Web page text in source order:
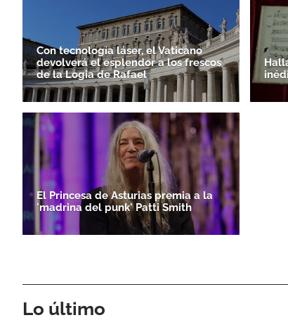
Con tecnología láser, el Vaticano
devolverá el esplendor a los frescos
de la Logia de Rafael
El Princesa de Asturias premia a la
'madrina del punk' Patti Smith
Lo último